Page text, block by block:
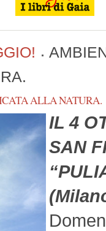
ALLA NATURA.
IL 4
SAN